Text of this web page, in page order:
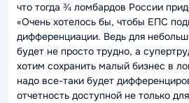
что тогда ¾ ломбардов России
«Очень хотелось бы, чтобы ЕПС
дифференциации. Ведь для
будет не просто трудно, а
хотим сохранить малый бизнес в
надо все-таки будет
отчетность доступной не только